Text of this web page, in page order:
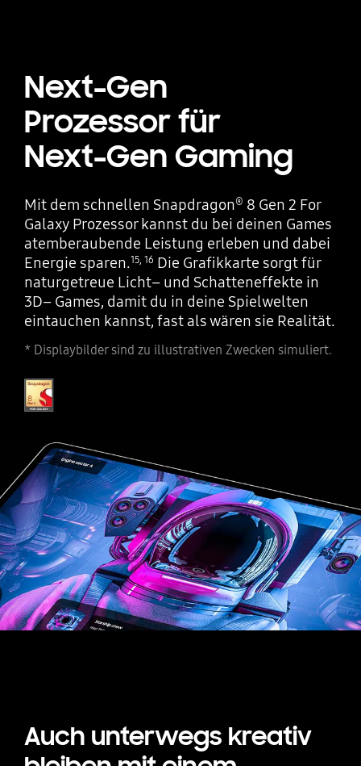
Next-Gen
Prozessor für
Next-Gen Gaming
Mit dem schnellen Snapdragon® 8 Gen 2 For
Galaxy Prozessor kannst du bei deinen Games
atemberaubende Leistung erleben und dabei
Energie sparen.15, 16 Die Grafikkarte sorgt für
naturgetreue Licht– und Schatteneffekte in
3D– Games, damit du in deine Spielwelten
eintauchen kannst, fast als wären sie Realität.
* Displaybilder sind zu illustrativen Zwecken simuliert.
Auch unterwegs kreativ